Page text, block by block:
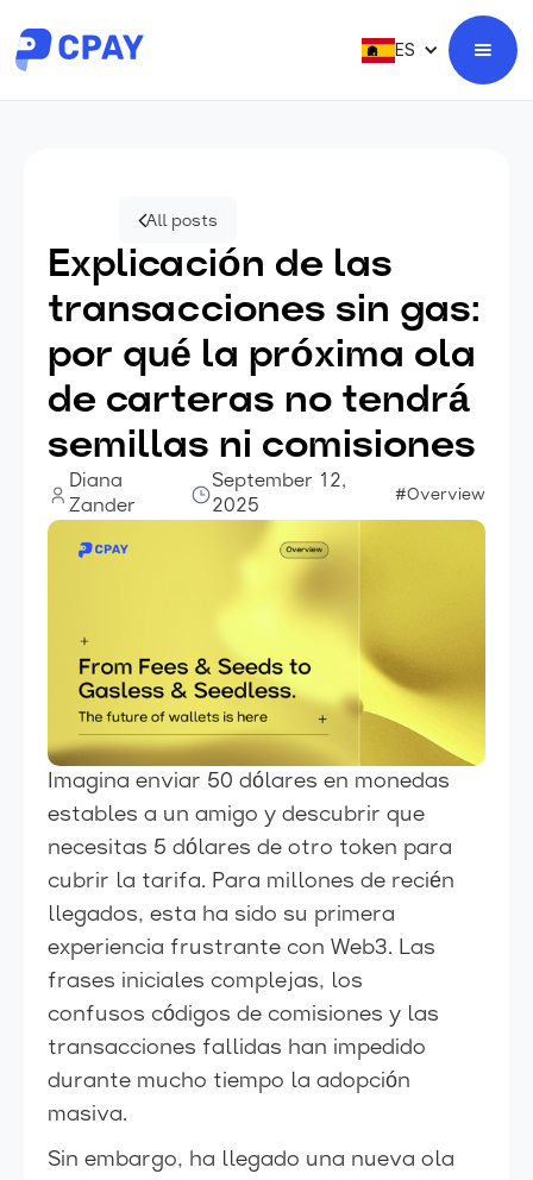
ES
All posts
Explicación de las
transacciones sin gas:
por qué la próxima ola
de carteras no tendrá
semillas ni comisiones
Diana
Zander
September 12,
2025
#Overview
Imagina enviar 50 dólares en monedas
estables a un amigo y descubrir que
necesitas 5 dólares de otro token para
cubrir la tarifa. Para millones de recién
llegados, esta ha sido su primera
experiencia frustrante con Web3. Las
frases iniciales complejas, los
confusos códigos de comisiones y las
transacciones fallidas han impedido
durante mucho tiempo la adopción
masiva.
Sin embargo, ha llegado una nueva ola